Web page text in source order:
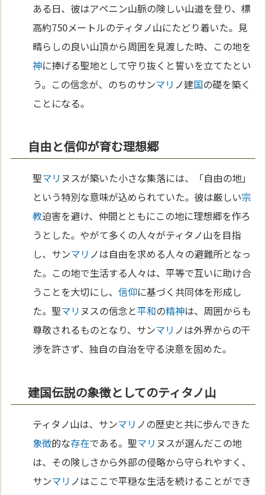
ある日、彼はアペニン山脈の険しい山道を登り、標
高約750メートルのティタノ山にたどり着いた。見
晴らしの良い山頂から周囲を見渡した時、この地を
神に捧げる聖地として守り抜くと誓いを立てたとい
う。この信念が、のちのサンマリ ノ建国の礎を築く
ことになる。
自由と信仰が育む理想郷
聖マリ ヌスが築いた小さな集落には、「自由の地」
という特別な意味が込められていた。彼は厳しい宗
教迫害を避け、仲間とともにこの地に理想郷を作ろ
うとした。やがて多くの人々がティタノ山を目指
し、サンマリ ノは自由を求める人々の避難所となっ
た。この地で生活する人々は、平等で互いに助け合
うことを大切にし、信仰に基づく共同体を形成し
た。聖マリ ヌスの信念と平和の精神は、周囲からも
尊敬されるものとなり、サンマリ ノは外界からの干
渉を許さず、独自の自治を守る決意を固めた。
建国伝説の象徴としてのティタノ山
ティタノ山は、サンマリ ノの歴史と共に歩んできた
象徴的な存在である。聖マリ ヌスが選んだこの地
は、その険しさから外部の侵略から守られやすく、
サンマリ ノはここで平穏な生活を続けることができ